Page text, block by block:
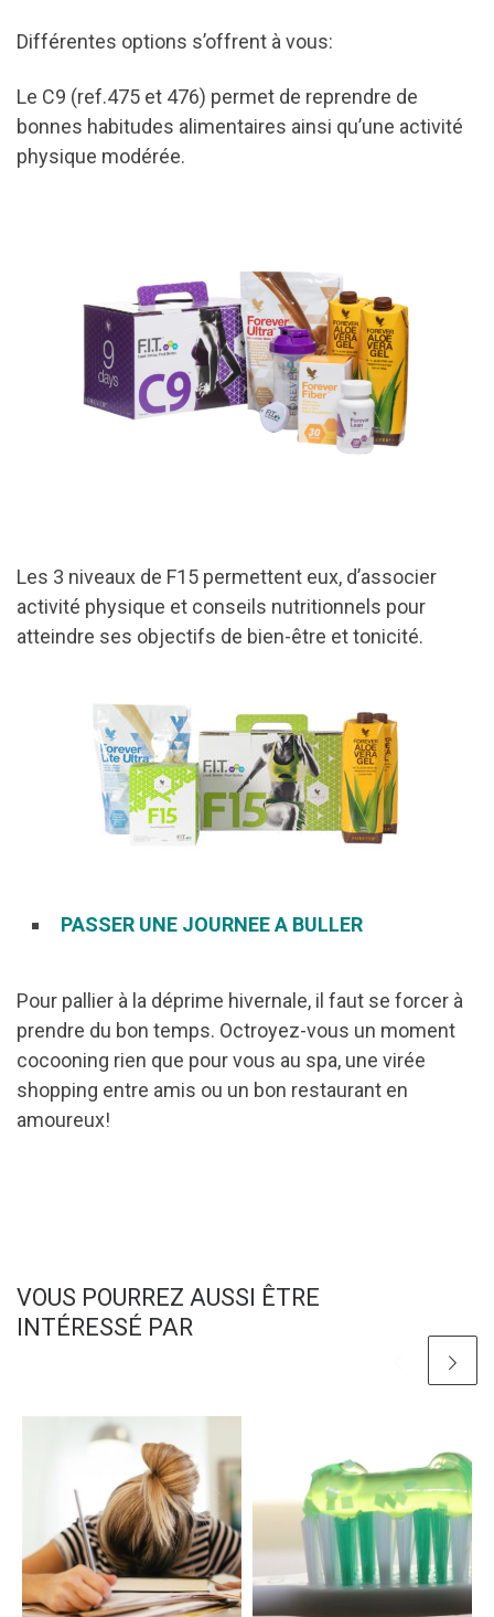
Différentes options s’offrent à vous:
Le C9 (ref.475 et 476) permet de reprendre de
bonnes habitudes alimentaires ainsi qu’une activité
physique modérée.
Les 3 niveaux de F15 permettent eux, d’associer
activité physique et conseils nutritionnels pour
atteindre ses objectifs de bien-être et tonicité.
PASSER UNE JOURNEE A BULLER
Pour pallier à la déprime hivernale, il faut se forcer à
prendre du bon temps. Octroyez-vous un moment
cocooning rien que pour vous au spa, une virée
shopping entre amis ou un bon restaurant en
amoureux!
VOUS POURREZ AUSSI ÊTRE
INTÉRESSÉ PAR